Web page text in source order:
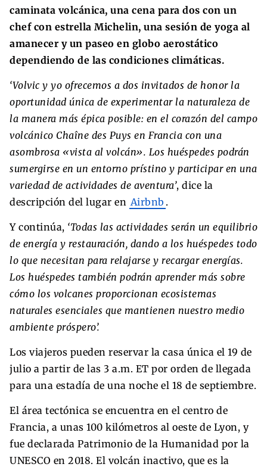
caminata volcánica, una cena para dos con un
chef con estrella Michelin, una sesión de yoga al
amanecer y un paseo en globo aerostático
dependiendo de las condiciones climáticas.
‘Volvic y yo ofrecemos a dos invitados de honor la
oportunidad única de experimentar la naturaleza de
la manera más épica posible: en el corazón del campo
volcánico Chaîne des Puys en Francia con una
asombrosa «vista al volcán». Los huéspedes podrán
sumergirse en un entorno prístino y participar en una
variedad de actividades de aventura’, dice la
descripción del lugar en Airbnb .
Y continúa, ‘Todas las actividades serán un equilibrio
de energía y restauración, dando a los huéspedes todo
lo que necesitan para relajarse y recargar energías.
Los huéspedes también podrán aprender más sobre
cómo los volcanes proporcionan ecosistemas
naturales esenciales que mantienen nuestro medio
ambiente próspero’.
Los viajeros pueden reservar la casa única el 19 de
julio a partir de las 3 a.m. ET por orden de llegada
para una estadía de una noche el 18 de septiembre.
El área tectónica se encuentra en el centro de
Francia, a unas 100 kilómetros al oeste de Lyon, y
fue declarada Patrimonio de la Humanidad por la
UNESCO en 2018. El volcán inactivo, que es la